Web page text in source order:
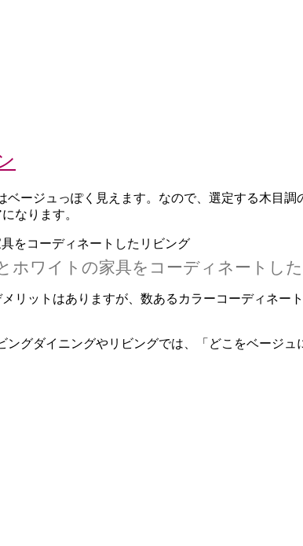
ージュっぽく見えます。なので、選定する木目
なります。
ホワイトの家具をコーディネートし
リットはありますが、数あるカラーコーディネー
グダイニングやリビングでは、「どこをベージ